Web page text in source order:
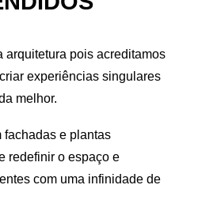
arquitetura pois acreditamos
experiências singulares
melhor.
fachadas e plantas
redefinir o espaço e
com uma infinidade de